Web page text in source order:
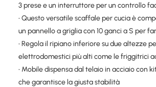
3 prese e un interruttore per un controllo
• Questo versatile scaffale per cucia è
un pannello a griglia con 10 ganci a S per
• Regola il ripiano inferiore su due altezze
elettrodomestici più alti come le friggitrici
• Mobile dispensa dal telaio in acciaio con
che garantisce la giusta stabilità